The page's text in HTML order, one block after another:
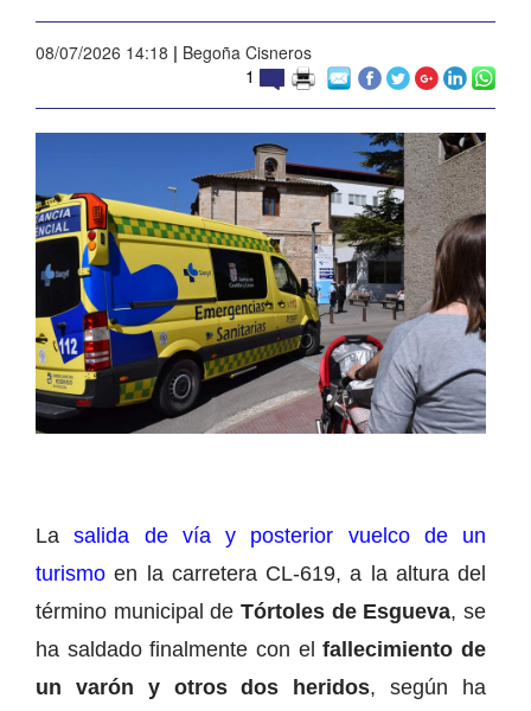
08/07/2026 14:18 | Begoña Cisneros
1
Lasalida de vía y posterior vuelco de un
turismoen la carretera CL-619, a la altura del
término municipal de Tórtoles de Esgueva, se
ha saldado finalmente con elfallecimiento de
un varón y otros dos heridos, según ha